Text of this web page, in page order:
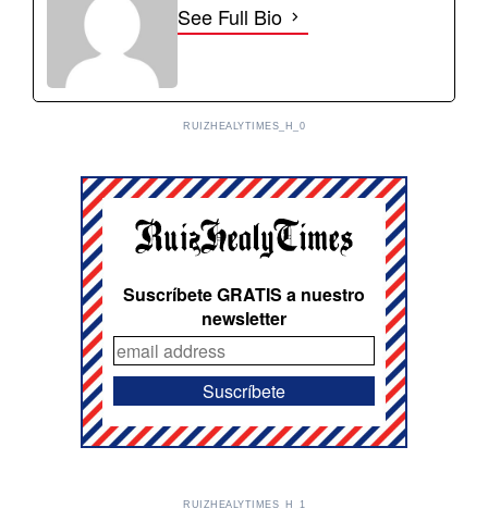
See Full Bio
RUIZHEALYTIMES_H_0
Suscríbete GRATIS a nuestro
newsletter
RUIZHEALYTIMES_H_1